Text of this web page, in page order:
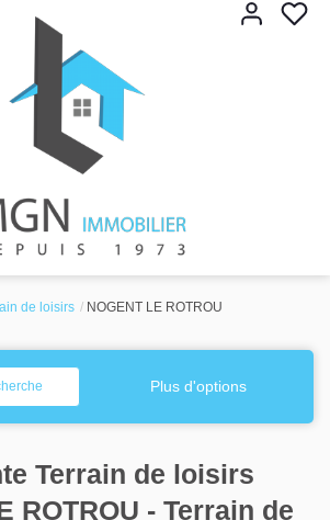
de loisirs NOGENT LE ROTROU
Plus d'options
Terrain de loisirs
ROTROU - Terrain de